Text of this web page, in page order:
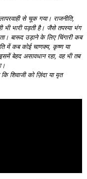
लापरवाहीसेचूकगया। राजनीति,
भीभारीपड़तीहै। जैसेतपस्याभंग
बारूदउड़ानेकेलिएचिंगारीकब
मेंकबकोईचाणक्य, कृष्णया
इसमेंबेहदअसावधानरहा, वहभीतब
किशिवाजीकोज़िंदायामृत